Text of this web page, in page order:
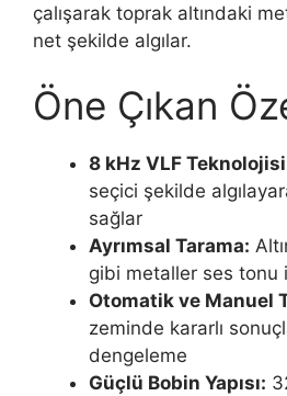
çalışarak toprak altındaki
net şekilde algılar.
Öne Çıkan
8 kHz VLF
seçici şekilde
sağlar
Ayrımsal Tarama:
gibi metaller ses tonu
Otomatik ve Manuel
zeminde kararlı
dengeleme
Güçlü Bobin Yapısı: